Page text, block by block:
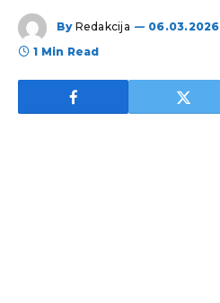
By Redakcija 06.03.2026
1 Min Read